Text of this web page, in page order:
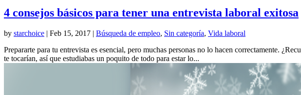
4 consejos básicos para tener una entrevista laboral exitosa
by starchoice | Feb 15, 2017 | Búsqueda de empleo, Sin categoría, Vida laboral
Prepararte para tu entrevista es esencial, pero muchas personas no lo hacen correctamente.
te tocarían, así que estudiabas un poquito de todo para estar lo...